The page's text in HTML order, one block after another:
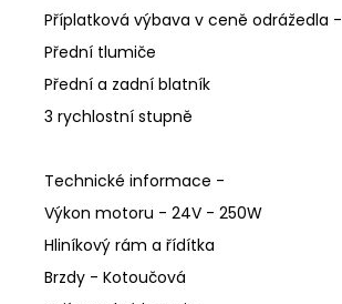
Příplatková výbava v ceně odrážedla -
Přední tlumiče
Přední a zadní blatník
3 rychlostní stupně
Technické informace -
Výkon motoru - 24V - 250W
Hliníkový rám a řídítka
Brzdy - Kotoučová